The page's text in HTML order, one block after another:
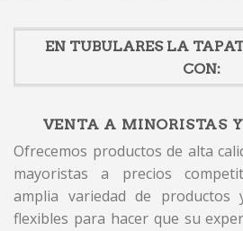
EN TUBULARES LA
CON:
VENTA A MINORISTAS
Ofrecemos productos de alta
mayoristas a precios
amplia variedad de productos
flexibles para hacer que su